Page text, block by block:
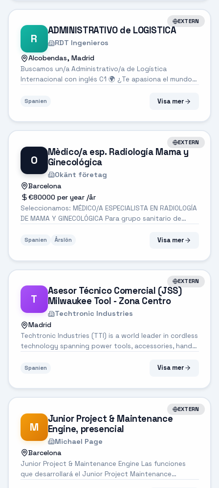
EXTERN
R
ADMINISTRATIVO de LOGISTICA
RDT Ingenieros
Alcobendas, Madrid
Buscamos un/a Administrativo/a de Logística
Internacional con inglés C1 🌍 ¿Te apasiona el mundo
manejas con soltura en inglés y te motiva coordinar
Spanien Visa mer
EXTERN
O
Mèdico/a esp. Radiología Mama y
Ginecológica
Okänt företag
Barcelona
€80000 per year/år
Seleccionamos: MÉDICO/A ESPECIALISTA EN RADIOLOGÍA
DE MAMA Y GINECOLÓGICA Para grupo sanitario de
Cataluña. FUNCIONES: Diagnóstico por imagen
Spanien Årslön Visa mer
EXTERN
T
Asesor Técnico Comercial (JSS)
Milwaukee Tool - Zona Centro
Techtronic Industries
Madrid
Techtronic Industries (TTI) is a world leader in cordless
technology spanning power tools, accessories, hand
& cleaning products. Our focus is on end-users that
Spanien Visa mer
EXTERN
M
Junior Project & Maintenance
Engine, presencial
Michael Page
Barcelona
Junior Project & Maintenance Engine Las funciones
que desarrollará el Junior Project Maintenance